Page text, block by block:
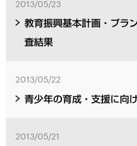
2013/05/23
教育振興基本計画・プラ
査結果
2013/05/22
青少年の育成・支援に向
2013/05/21